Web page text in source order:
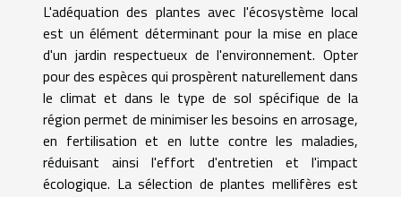
L'adéquation des plantes avec l'écosystème local
est un élément déterminant pour la mise en place
d'un jardin respectueux de l'environnement. Opter
pour des espèces qui prospèrent naturellement dans
le climat et dans le type de sol spécifique de la
région permet de minimiser les besoins en arrosage,
en fertilisation et en lutte contre les maladies,
réduisant ainsi l'effort d'entretien et l'impact
écologique. La sélection de plantes mellifères est